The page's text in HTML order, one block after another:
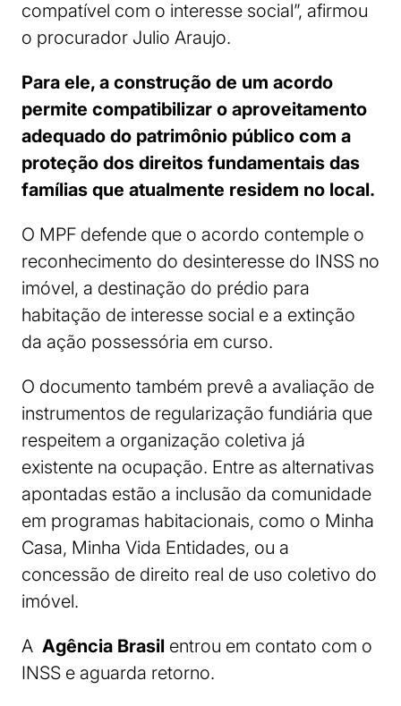
compatível com o interesse social”, afirmou
o procurador Julio Araujo.
Para ele, a construção de um acordo
permite compatibilizar o aproveitamento
adequado do patrimônio público com a
proteção dos direitos fundamentais das
famílias que atualmente residem no local.
O MPF defende que o acordo contemple o
reconhecimento do desinteresse do INSS no
imóvel, a destinação do prédio para
habitação de interesse social e a extinção
da ação possessória em curso.
O documento também prevê a avaliação de
instrumentos de regularização fundiária que
respeitem a organização coletiva já
existente na ocupação. Entre as alternativas
apontadas estão a inclusão da comunidade
em programas habitacionais, como o Minha
Casa, Minha Vida Entidades, ou a
concessão de direito real de uso coletivo do
imóvel.
A Agência Brasil entrou em contato com o
INSS e aguarda retorno.